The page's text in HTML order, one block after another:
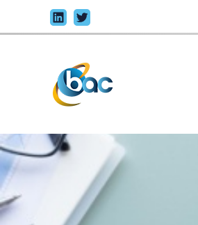
au
contenu